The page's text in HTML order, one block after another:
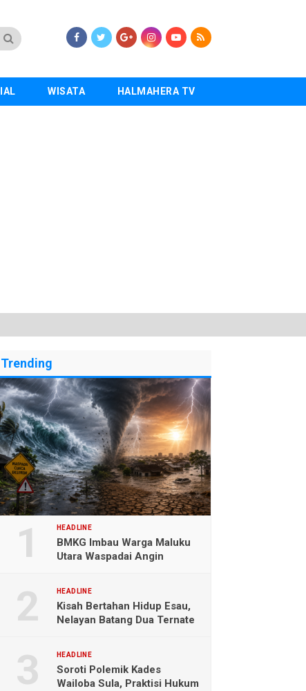
WISATA HALMAHERA TV
Trending
HEADLINE
BMKG Imbau Warga Maluku
Utara Waspadai Angin
HEADLINE
Kisah Bertahan Hidup Esau,
Nelayan Batang Dua Ternate
HEADLINE
Soroti Polemik Kades
Wailoba Sula, Praktisi Hukum